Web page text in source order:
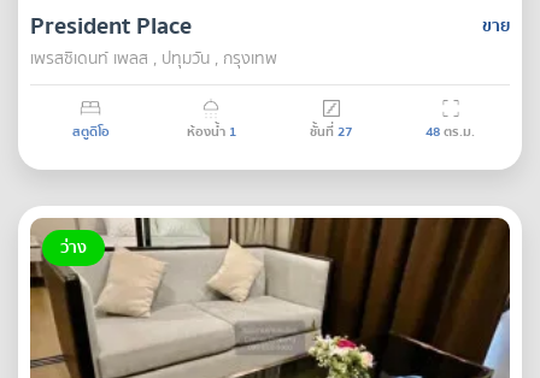
ขาย
President Place
เพรสซิเดนท์ เพลส , ปทุมวัน , กรุงเทพ
สตูดิโอ ห้องน้ำ 1 ชั้นที่27 48ตร.ม.
ว่าง